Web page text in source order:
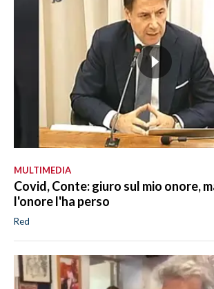
MULTIMEDIA
Covid, Conte: giuro sul mio onore,
l'onore l'ha perso
Red